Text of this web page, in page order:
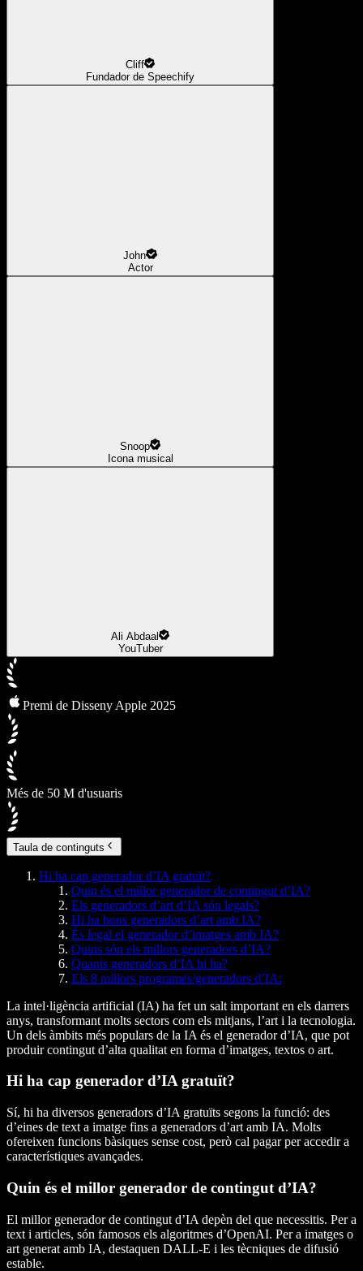
Cliff
Fundador de Speechify
John
Actor
Snoop
Icona musical
Ali Abdaal
YouTuber
Premi de Disseny Apple 2025
Més de 50 M d'usuaris
Taula de continguts
Hi ha cap generador d’IA gratuït?
Quin és el millor generador de contingut d’IA?
Els generadors d’art d’IA són legals?
Hi ha bons generadors d’art amb IA?
És legal el generador d’imatges amb IA?
Quins són els millors generadors d’IA?
Quants generadors d’IA hi ha?
Els 8 millors programes/generadors d’IA:
La intel·ligència artificial (IA) ha fet un salt important en els darrers
anys, transformant molts sectors com els mitjans, l’art i la tecnologia.
Un dels àmbits més populars de la IA és el generador d’IA, que pot
produir contingut d’alta qualitat en forma d’imatges, textos o art.
Hi ha cap generador d’IA gratuït?
Sí, hi ha diversos generadors d’IA gratuïts segons la funció: des
d’eines de text a imatge fins a generadors d’art amb IA. Molts
ofereixen funcions bàsiques sense cost, però cal pagar per accedir a
característiques avançades.
Quin és el millor generador de contingut d’IA?
El millor generador de contingut d’IA depèn del que necessitis. Per a
text i articles, són famosos els algoritmes d’OpenAI. Per a imatges o
art generat amb IA, destaquen DALL-E i les tècniques de difusió
estable.